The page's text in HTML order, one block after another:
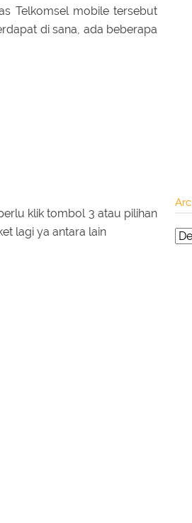
Telkomsel mobile tersebut
di sana, ada beberapa
klik tombol 3 atau pilihan
lagi ya antara lain